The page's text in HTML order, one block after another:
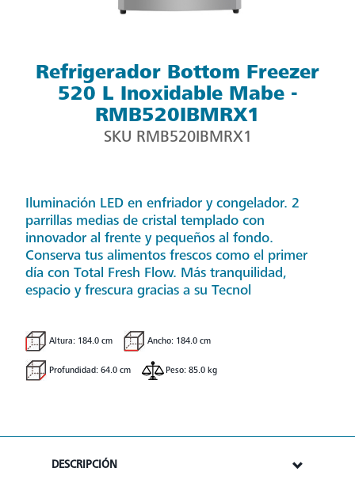
Refrigerador Bottom Freezer
520 L Inoxidable Mabe -
RMB520IBMRX1
SKU RMB520IBMRX1
Iluminación LED en enfriador y congelador. 2
parrillas medias de cristal templado con
innovador al frente y pequeños al fondo.
Conserva tus alimentos frescos como el primer
día con Total Fresh Flow. Más tranquilidad,
espacio y frescura gracias a su Tecnol
Altura: 184.0 cm Ancho: 184.0 cm
Profundidad: 64.0 cm Peso: 85.0 kg
DESCRIPCIÓN